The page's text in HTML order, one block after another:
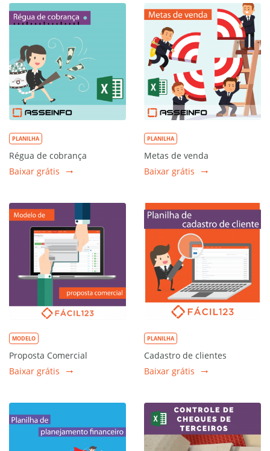
PLANILHA
Régua de cobrança
Baixar grátis
PLANILHA
Metas de venda
Baixar grátis
MODELO
Proposta Comercial
Baixar grátis
PLANILHA
Cadastro de clientes
Baixar grátis